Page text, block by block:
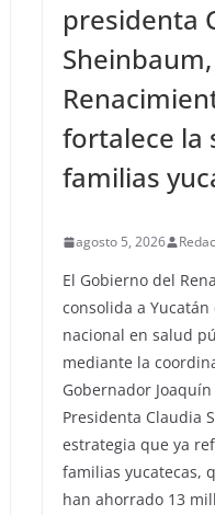
presidenta
Sheinbaum,
fortalece la
familias
agosto 5, 2026
El Gobierno del
consolida a
nacional en salud
mediante la
Gobernador
Presidenta Claudia
estrategia que ya
familias yucatecas,
han ahorrado 13